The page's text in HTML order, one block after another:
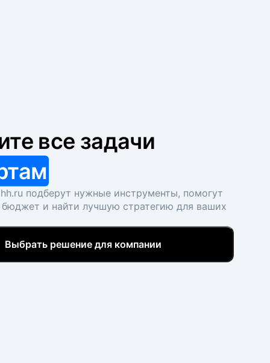
все задачи
подберут нужные инструменты, помогут
бюджет и найти лучшую стратегию для ваших
Выбрать решение для компании